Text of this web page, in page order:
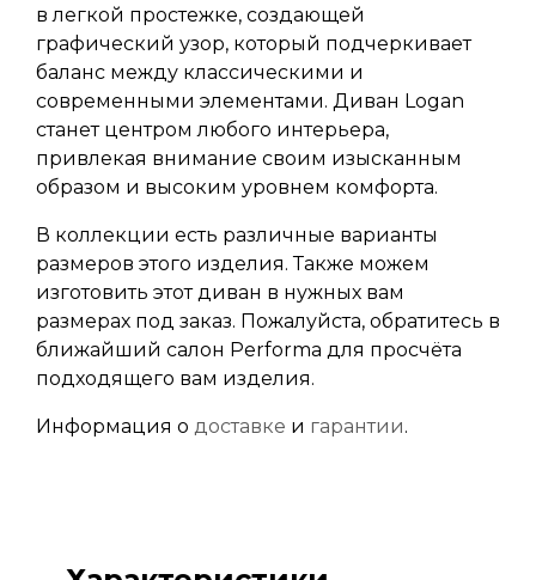
в легкой простежке, создающей
графический узор, который подчеркивает
баланс между классическими и
современными элементами. Диван Logan
станет центром любого интерьера,
привлекая внимание своим изысканным
образом и высоким уровнем комфорта.
В коллекции есть различные варианты
размеров этого изделия. Также можем
изготовить этот диван в нужных вам
размерах под заказ. Пожалуйста, обратитесь в
ближайший салон Performa для просчёта
подходящего вам изделия.
Информация о доставке и гарантии.